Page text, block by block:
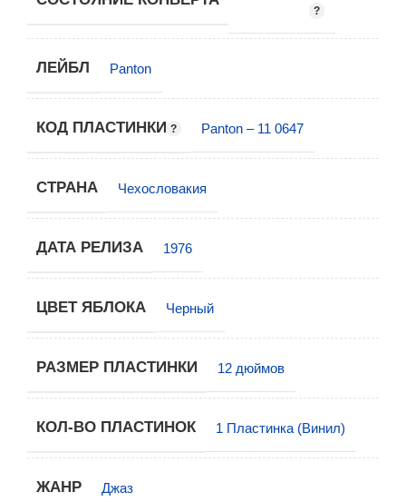
ЛЕЙБЛ Panton
КОД ПЛАСТИНКИ Panton – 11 0647
СТРАНА Чехословакия
ДАТА РЕЛИЗА 1976
ЦВЕТ ЯБЛОКА Черный
РАЗМЕР ПЛАСТИНКИ 12 дюймов
КОЛ-ВО ПЛАСТИНОК 1 Пластинка (Винил)
ЖАНР Джаз